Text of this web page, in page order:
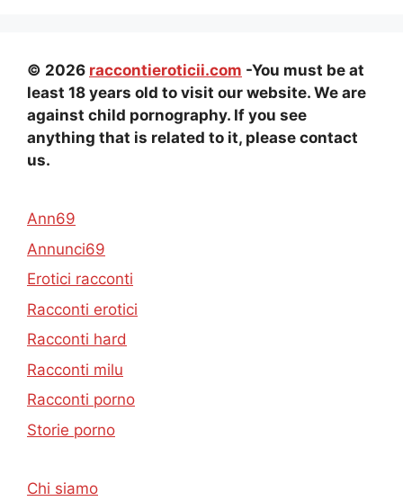
© 2026 raccontieroticii.com -You must be at
least 18 years old to visit our website. We are
against child pornography. If you see
anything that is related to it, please contact
us.
Ann69
Annunci69
Erotici racconti
Racconti erotici
Racconti hard
Racconti milu
Racconti porno
Storie porno
Chi siamo